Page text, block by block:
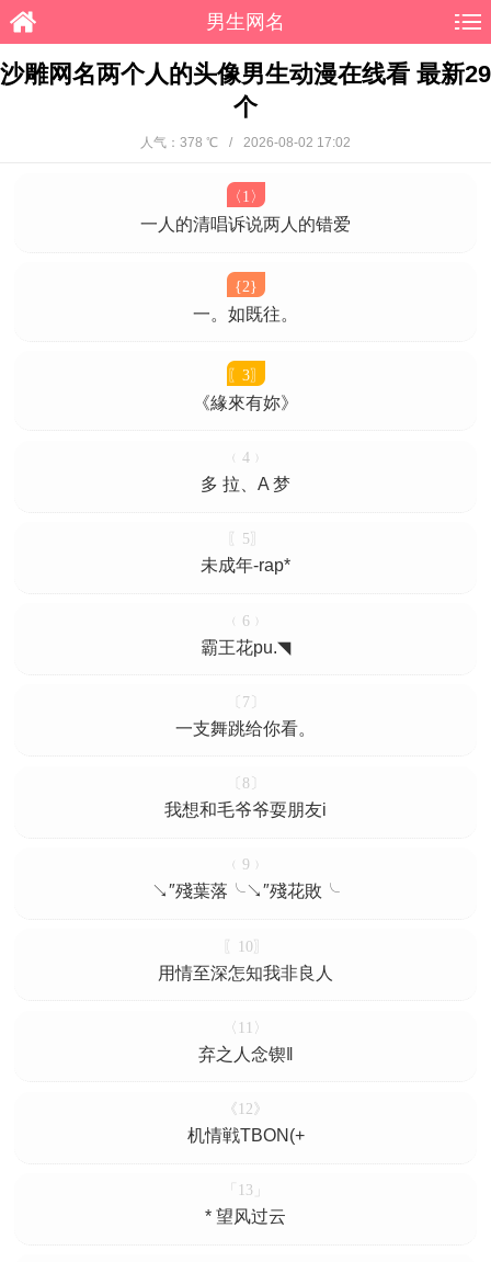
男生网名
沙雕网名两个人的头像男生动漫在线看 最新29
个
人气：378 ℃ / 2026-08-02 17:02
〈1〉
一人的清唱诉说两人的错爱
{2}
一。如既往。
〖3〗
《緣來有妳》
﹙4﹚
多 拉、A 梦
〖5〗
未成年-rap*
﹙6﹚
霸王花pu.◥
〔7〕
一支舞跳给你看。
〔8〕
我想和毛爷爷耍朋友i
﹙9﹚
↘″殘葉落╰↘″殘花敗╰
〖10〗
用情至深怎知我非良人
〈11〉
弃之人念锲‖
《12》
机情戦TBON(+
「13」
* 望风过云